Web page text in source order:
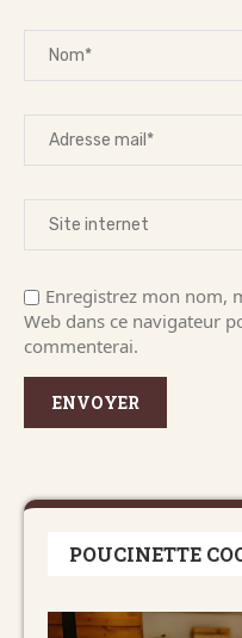
Enregistrez mon nom,
Web dans ce navigateur
commenterai.
POUCINETTE